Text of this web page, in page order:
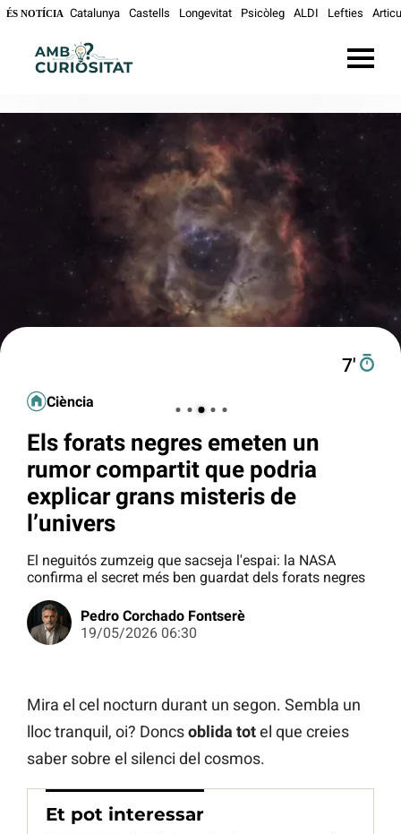
ÉS NOTÍCIA Catalunya Castells Longevitat Psicòleg ALDI Lefties
7′
Ciència
Els forats negres emeten un
rumor compartit que podria
explicar grans misteris de
l’univers
El neguitós zumzeig que sacseja l'espai: la NASA
confirma el secret més ben guardat dels forats negres
Pedro Corchado Fontserè
19/05/2026 06:30
Mira el cel nocturn durant un segon. Sembla un
lloc tranquil, oi? Doncsoblida totel que creies
saber sobre el silenci del cosmos.
Et pot interessar